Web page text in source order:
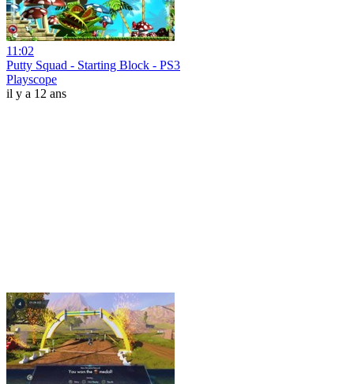
11:02
Putty Squad - Starting Block - PS3
Playscope
il y a 12 ans